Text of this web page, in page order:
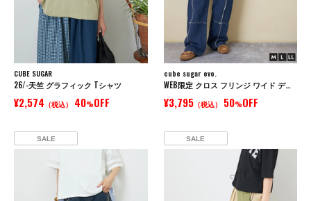
CUBE SUGAR
26/-天竺 グラフィック Tシャツ
¥2,574 （税込） 40%OFF
cube sugar evo.
WEB限定 クロス フリンジ ワイド デニム パンツ
¥3,795（税込） 50%OFF
SALE SALE